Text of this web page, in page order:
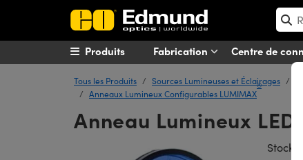
Fabrication Centre de
Produits
Tous les Produits Sources Lumineuses et Éclairages
Anneaux Lumineux Configurables LUMIMAX
®
Anneau Lumineux
Stock